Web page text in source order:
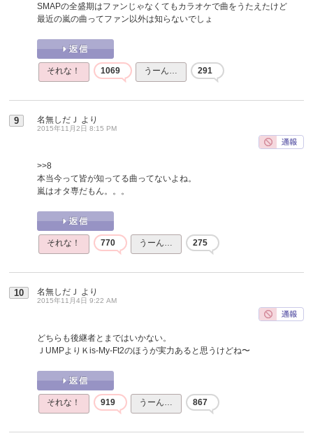
SMAPの全盛期はファンじゃなくてもカラオケで曲をうたえたけど
最近の嵐の曲ってファン以外は知らないでしょ
それな！ 1069 うーん… 291
9 名無しだＪ より
2015年11月2日 8:15 PM
>>8
本当今って皆が知ってる曲ってないよね。
嵐はオタ専だもん。。。
それな！ 770 うーん… 275
10 名無しだＪ より
2015年11月4日 9:22 AM
どちらも後継者とまではいかない。
ＪUMPよりＫis-My-Ft2のほうが実力あると思うけどね〜
それな！ 919 うーん… 867